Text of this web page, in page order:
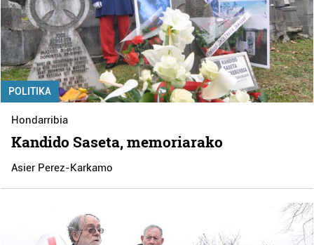
POLITIKA
Hondarribia
Kandido Saseta, memoriarako
Asier Perez-Karkamo